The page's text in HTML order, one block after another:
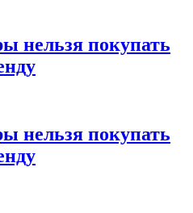
нельзя покупать
нельзя покупать